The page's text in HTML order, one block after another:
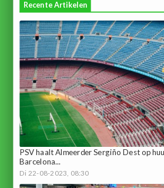
Recente Artikelen
PSV haalt Almeerder Sergiño Dest op
Barcelona...
Di 22-08-2023, 08:30